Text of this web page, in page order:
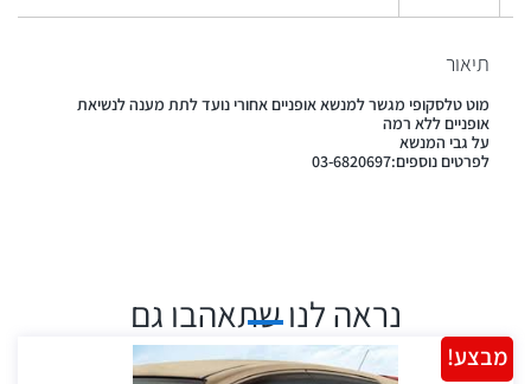
תיאור
מוט טלסקופי מגשר למנשא אופניים אחורי נועד לתת מענה לנשיאת
אופניים ללא רמה
על גבי המנשא
לפרטים נוספים:03-6820697
נראה לנו שתאהבו גם
מבצע!